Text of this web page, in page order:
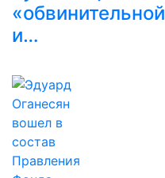
«обвинительной
и…